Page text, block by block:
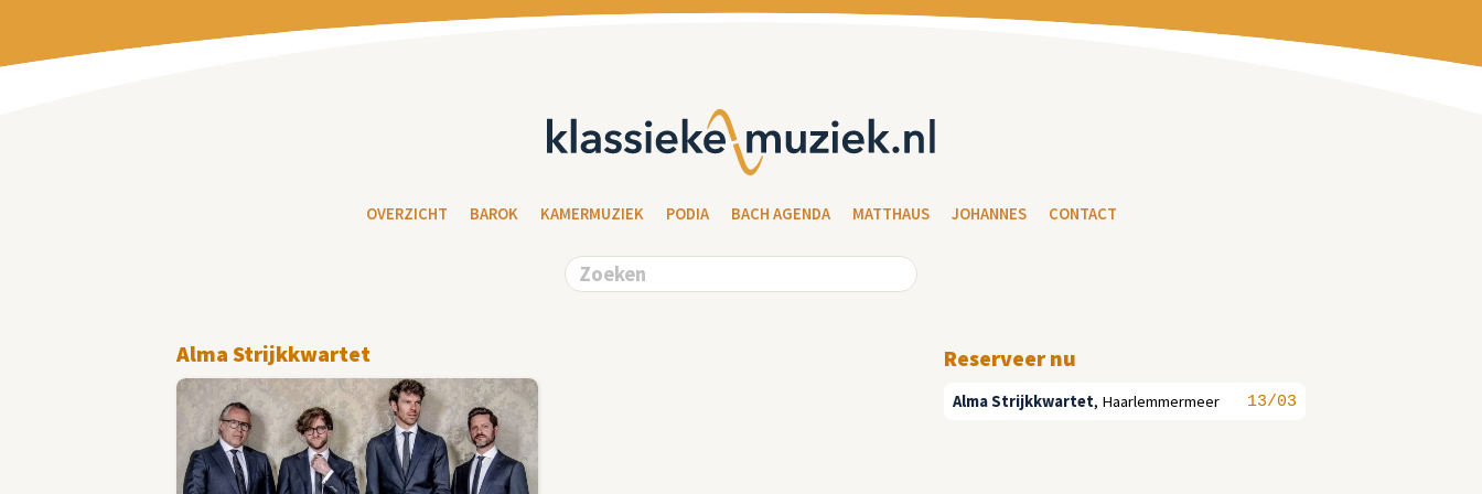
OVERZICHT BAROK KAMERMUZIEK PODIA BACH AGENDA MATTHAUS JOHANNES CONTACT
Alma Strijkkwartet Reserveer nu
13/03
Alma Strijkkwartet, Haarlemmermeer